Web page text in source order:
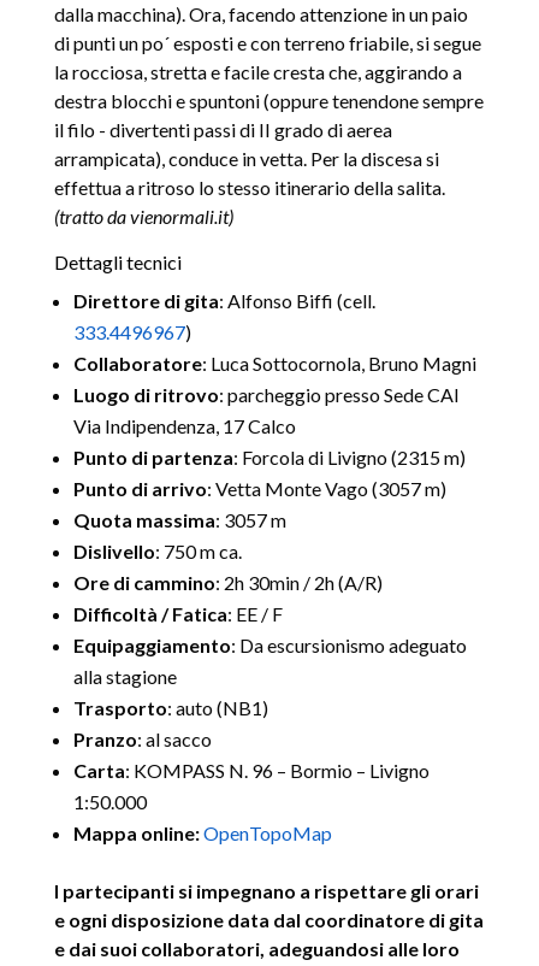
dalla macchina). Ora, facendo attenzione in un paio
di punti un po´ esposti e con terreno friabile, si segue
la rocciosa, stretta e facile cresta che, aggirando a
destra blocchi e spuntoni (oppure tenendone sempre
il filo - divertenti passi di II grado di aerea
arrampicata), conduce in vetta. Per la discesa si
effettua a ritroso lo stesso itinerario della salita.
(tratto da vienormali.it)
Dettagli tecnici
Direttore di gita: Alfonso Biffi (cell.
333.4496967)
Collaboratore: Luca Sottocornola, Bruno Magni
Luogo di ritrovo: parcheggio presso Sede CAI
Via Indipendenza, 17 Calco
Punto di partenza: Forcola di Livigno (2315 m)
Punto di arrivo: Vetta Monte Vago (3057 m)
Quota massima: 3057 m
Dislivello: 750 m ca.
Ore di cammino: 2h 30min / 2h (A/R)
Difficoltà / Fatica: EE / F
Equipaggiamento: Da escursionismo adeguato
alla stagione
Trasporto: auto (NB1)
Pranzo: al sacco
Carta: KOMPASS N. 96 – Bormio – Livigno
1:50.000
Mappa online:OpenTopoMap
I partecipanti si impegnano a rispettare gli orari
e ogni disposizione data dal coordinatore di gita
e dai suoi collaboratori, adeguandosi alle loro